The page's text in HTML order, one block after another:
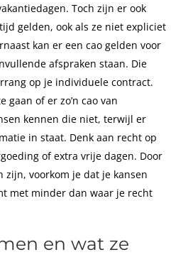
Toch zijn er ook
gelden, ook als ze niet expliciet
kan er een cao gelden voor
afspraken staan. Die
op je individuele contract.
gaan of er zo’n cao van
kennen die niet, terwijl er
in staat. Denk aan recht op
of extra vrije dagen. Door
zijn, voorkom je dat je kansen
met minder dan waar je recht
en wat ze